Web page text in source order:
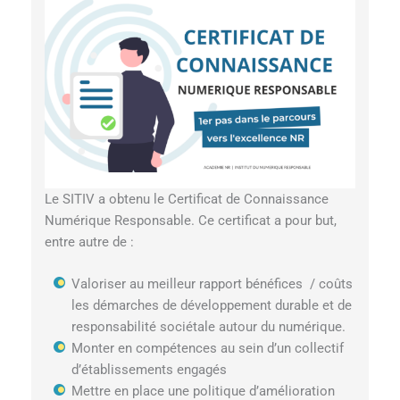
Le SITIV a obtenu le Certificat de Connaissance
Numérique Responsable. Ce certificat a pour but,
entre autre de :
Valoriser au meilleur rapport bénéfices / coûts
les démarches de développement durable et de
responsabilité sociétale autour du numérique.
Monter en compétences au sein d’un collectif
d’établissements engagés
Mettre en place une politique d’amélioration